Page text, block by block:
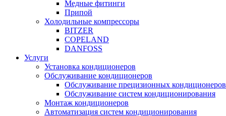
Медные фитинги
Припой
Холодильные компрессоры
BITZER
COPELAND
DANFOSS
Услуги
Установка кондиционеров
Обслуживание кондиционеров
Обслуживание прецизионных кондиционеров
Обслуживание систем кондиционирования
Монтаж кондиционеров
Автоматизация систем кондиционирования